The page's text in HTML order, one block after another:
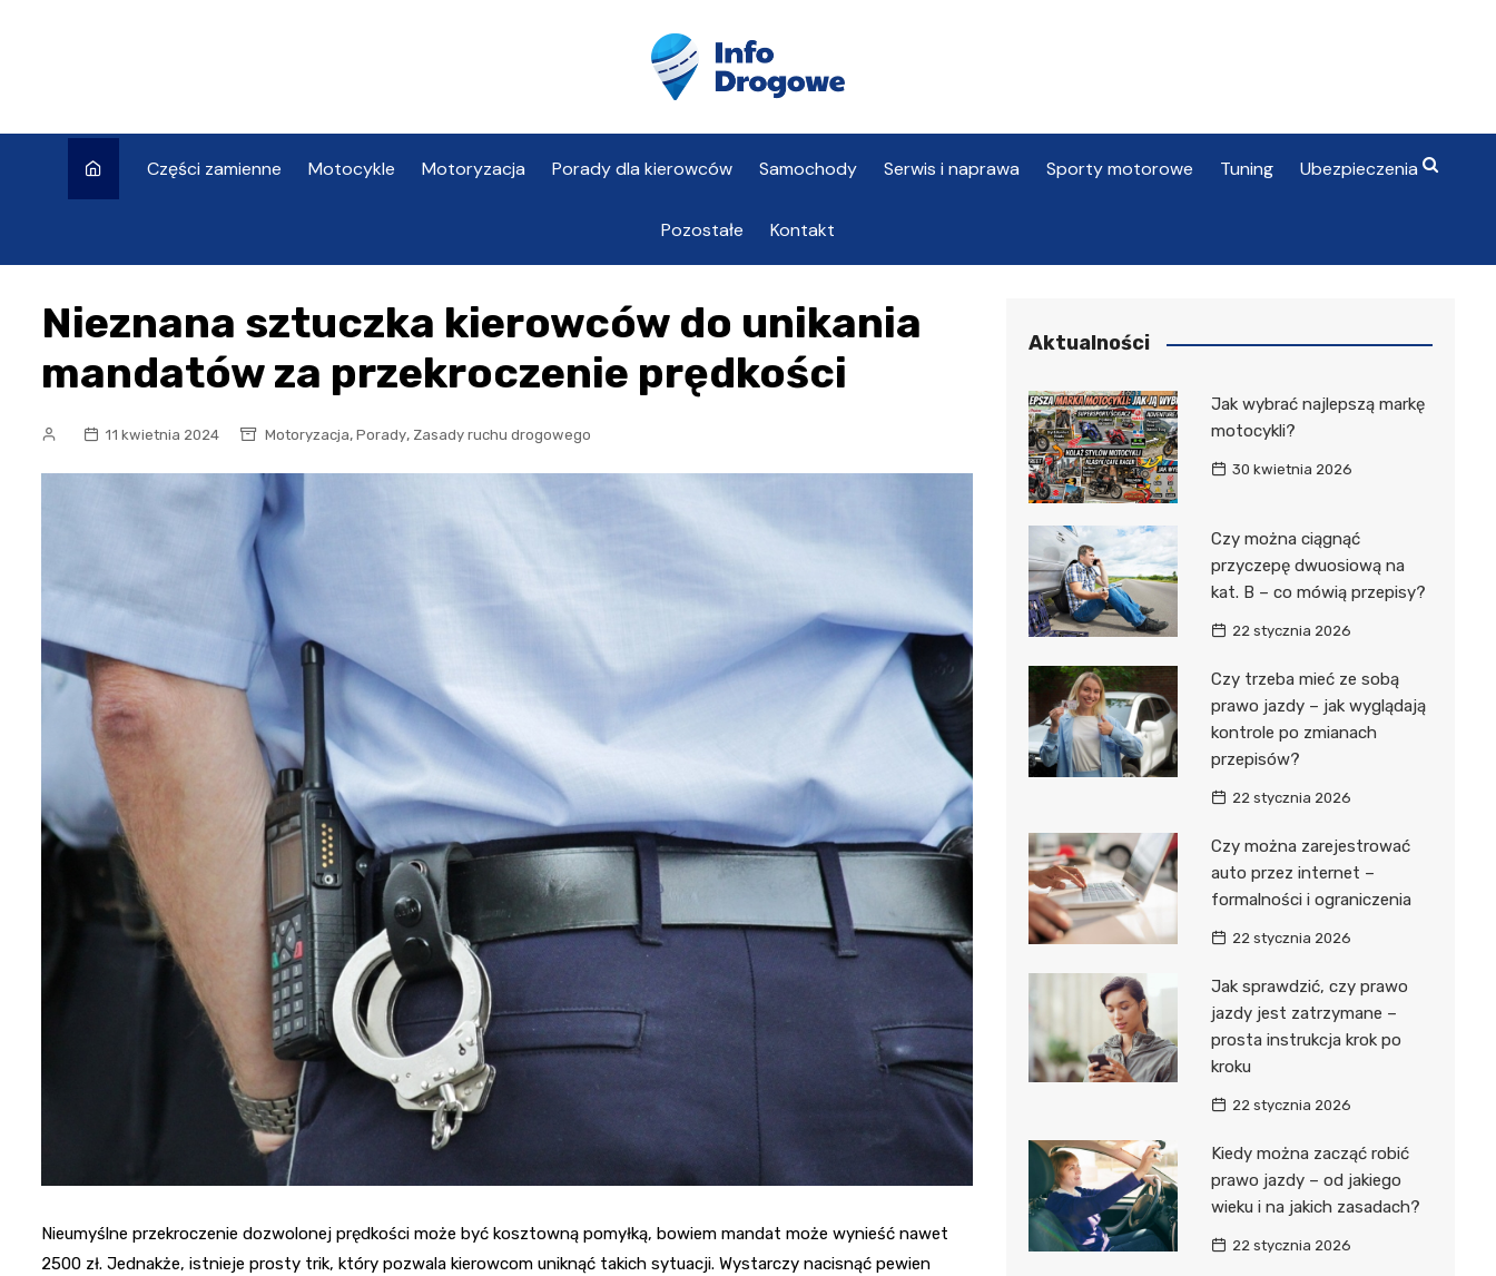
Części zamienne Motocykle Motoryzacja Porady dla kierowców Samochody Serwis i naprawa Sporty motorowe Tuning Ubezpieczenia
Pozostałe Kontakt
Nieznana sztuczka kierowców do unikania
mandatów za przekroczenie prędkości
11 kwietnia 2024 Motoryzacja, Porady, Zasady ruchu drogowego
Nieumyślne przekroczenie dozwolonej prędkości może być kosztowną pomyłką, bowiem mandat może wynieść nawet
2500 zł. Jednakże, istnieje prosty trik, który pozwala kierowcom uniknąć takich sytuacji. Wystarczy nacisnąć pewien
Aktualności
Jak wybrać najlepszą markę
motocykli?
30 kwietnia 2026
Czy można ciągnąć
przyczepę dwuosiową na
kat. B – co mówią przepisy?
22 stycznia 2026
Czy trzeba mieć ze sobą
prawo jazdy – jak wyglądają
kontrole po zmianach
przepisów?
22 stycznia 2026
Czy można zarejestrować
auto przez internet –
formalności i ograniczenia
22 stycznia 2026
Jak sprawdzić, czy prawo
jazdy jest zatrzymane –
prosta instrukcja krok po
kroku
22 stycznia 2026
Kiedy można zacząć robić
prawo jazdy – od jakiego
wieku i na jakich zasadach?
22 stycznia 2026